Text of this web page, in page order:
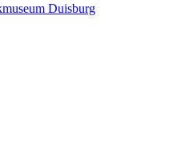
Duisburg